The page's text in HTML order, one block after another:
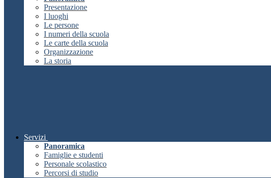
Presentazione
I luoghi
Le persone
I numeri della scuola
Le carte della scuola
Organizzazione
La storia
Servizi
Panoramica
Famiglie e studenti
Personale scolastico
Percorsi di studio